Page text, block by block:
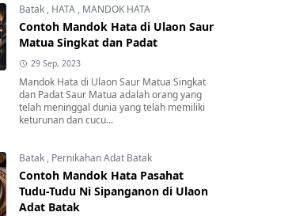
Batak , HATA , MANDOK HATA
Contoh Mandok Hata di Ulaon Saur
Matua Singkat dan Padat
29 Sep, 2023
Mandok Hata di Ulaon Saur Matua Singkat
dan Padat Saur Matua adalah orang yang
telah meninggal dunia yang telah memiliki
keturunan dan cucu...
Batak , Pernikahan Adat Batak
Contoh Mandok Hata Pasahat
Tudu-Tudu Ni Sipanganon di Ulaon
Adat Batak